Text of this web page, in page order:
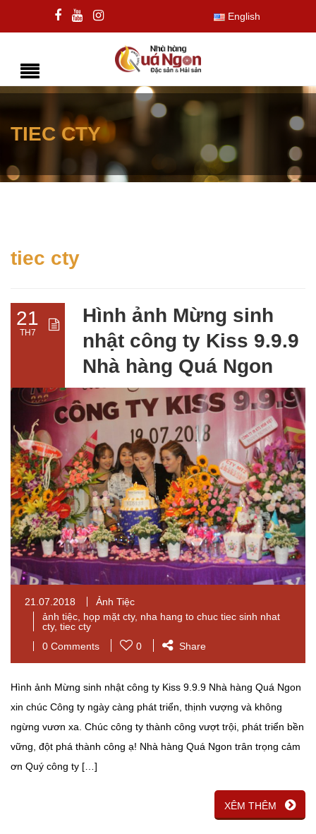
English
TIEC CTY
tiec cty
21
TH7
Hình ảnh Mừng sinh
nhật công ty Kiss 9.9.9
Nhà hàng Quá Ngon
21.07.2018
Ảnh Tiệc
ảnh tiệc họp mặt cty, nha hang to chuc tiec sinh nhat
cty, tiec cty
0 Comments
0 Share
Hình ảnh Mừng sinh nhật công ty Kiss 9.9.9 Nhà hàng Quá Ngon
xin chúc Công ty ngày càng phát triển, thịnh vượng và không
ngừng vươn xa. Chúc công ty thành công vượt trội, phát triển bền
vững, đột phá thành công ạ! Nhà hàng Quá Ngon trân trọng cảm
ơn Quý công ty […]
XÊM THÊM